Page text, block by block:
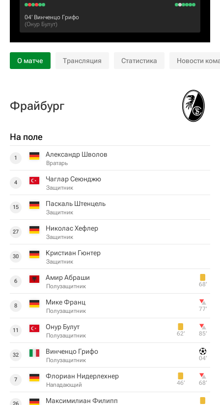
04‎’‎ Винченцо Грифо
(Онур Булут)
О матче Трансляция Статистика Новости
Фрайбург
На поле
1 Александр Шволов
Вратарь
4 Чаглар Сеюнджю
Защитник
15 Паскаль Штенцель
Защитник
27 Николас Хефлер
Защитник
30 Кристиан Гюнтер
Защитник
6 Амир Абраши
Полузащитник 68‎’‎
8 Мике Франц
Полузащитник 77‎’‎
11 Онур Булут
Полузащитник 62‎’‎ 85‎’‎
32 Винченцо Грифо
Полузащитник 04‎’‎
7 Флориан Нидерлехнер
Нападающий 46‎’‎ 68‎’‎
Максимилиан Филипп